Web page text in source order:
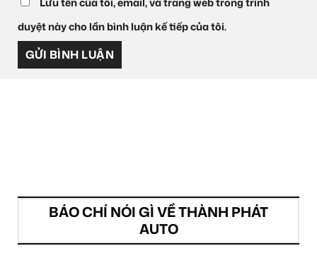
duyệt này cho lần bình luận kế tiếp của tôi.
BÁO CHÍ NÓI GÌ VỀ THÀNH PHÁT
AUTO